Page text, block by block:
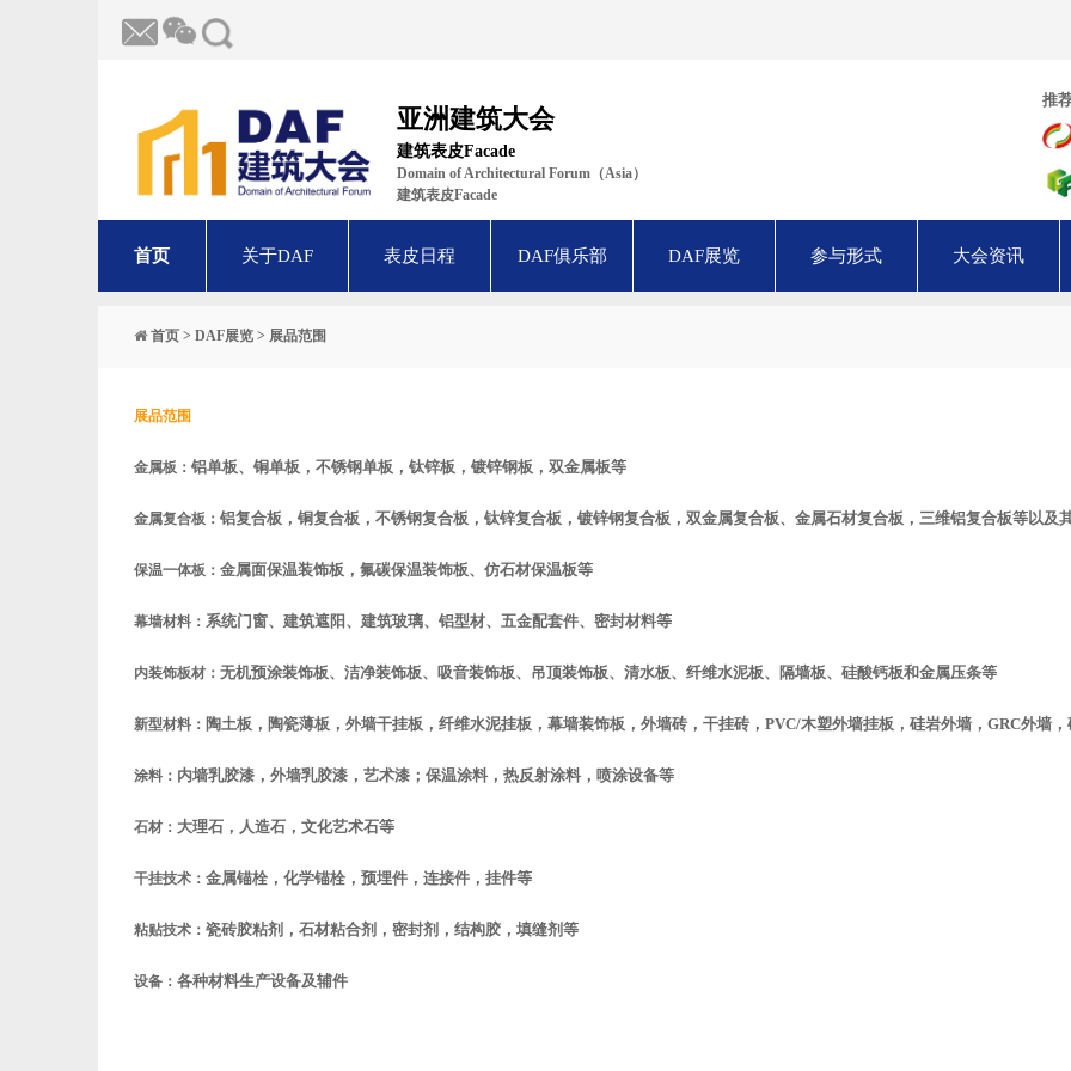
亚洲建筑大会
建筑表皮Facade
Domain of Architectural Forum（Asia）
建筑表皮Facade
推
首页 关于DAF 表皮日程 DAF俱乐部 DAF展览 参与形式 大会资讯
首页 > DAF展览 > 展品范围
展品范围
金属板： 铝单板、铜单板，不锈钢单板，钛锌板，镀锌钢板，双金属板等
金属复合板： 铝复合板，铜复合板，不锈钢复合板，钛锌复合板，镀锌钢复合板，双金属复合板、金属石材复合板，三维铝复合板等以及
保温一体板： 金属面保温装饰板，氟碳保温装饰板、仿石材保温板等
幕墙材料： 系统门窗、建筑遮阳、建筑玻璃、铝型材、五金配套件、密封材料等
内装饰板材： 无机预涂装饰板、洁净装饰板、吸音装饰板、吊顶装饰板、清水板、纤维水泥板、隔墙板、硅酸钙板和金属压条等
新型材料： 陶土板，陶瓷薄板，外墙干挂板，纤维水泥挂板，幕墙装饰板，外墙砖，干挂砖，PVC/木塑外墙挂板，硅岩外墙，GRC外墙
涂料： 内墙乳胶漆，外墙乳胶漆，艺术漆；保温涂料，热反射涂料，喷涂设备等
石材： 大理石，人造石，文化艺术石等
干挂技术： 金属锚栓，化学锚栓，预埋件，连接件，挂件等
粘贴技术： 瓷砖胶粘剂，石材粘合剂，密封剂，结构胶，填缝剂等
设备： 各种材料生产设备及辅件